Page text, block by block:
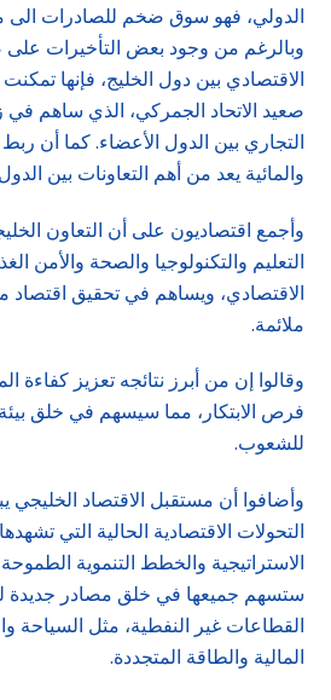
الدولي، فهو سوق ضخم للصادرات الى
وبالرغم من وجود بعض التأخيرات على
الاقتصادي بين دول الخليج، فإنها
صعيد الاتحاد الجمركي، الذي ساهم في
التجاري بين الدول الأعضاء. كما أن ربط
والمائية يعد من أهم التعاونات بين
وأجمع اقتصاديون على أن التعاون
التعليم والتكنولوجيا والصحة والأمن
الاقتصادي، ويساهم في تحقيق اقتصاد
ملائمة.
وقالوا إن من أبرز نتائجه تعزيز كفاءة
فرص الابتكار، مما سيسهم في خلق
للشعوب.
وأضافوا أن مستقبل الاقتصاد
التحولات الاقتصادية الحالية التي
الاستراتيجية والخطط التنموية
ستسهم جميعها في خلق مصادر جديدة
القطاعات غير النفطية، مثل السياحة
المالية والطاقة المتجددة.